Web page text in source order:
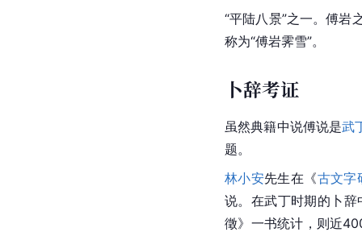
“平陆八景”之一。傅岩
称为“傅岩霁雪”。
卜辞考证
虽然典籍中说傅说是武
题。
林小安先生在《古文字
说。在武丁时期的卜
徵》一书统计，则近